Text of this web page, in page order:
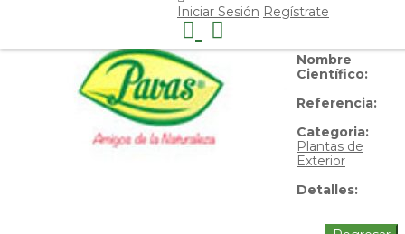
Iniciar Sesión Regístrate
Común:
Nombre
Científico:
Referencia:
Categoria:
Plantas de
Exterior
Detalles: